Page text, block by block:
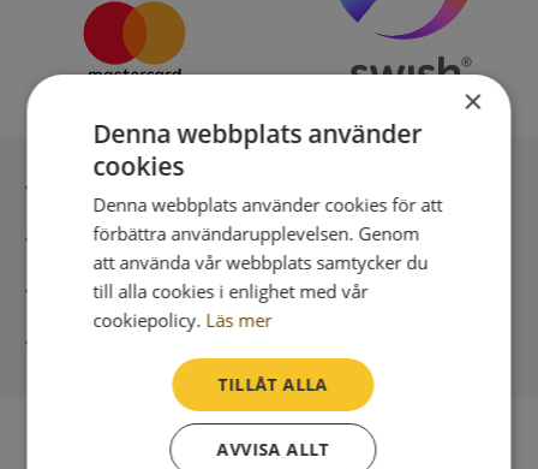
Säker betalning med stripe
Direkt digital leverans
×
Denna webbplats använder
cookies
Denna webbplats använder cookies för att
förbättra användarupplevelsen. Genom
att använda vår webbplats samtycker du
till alla cookies i enlighet med vår
cookiepolicy. Läs mer
TILLÅT ALLA
AVVISA ALLT